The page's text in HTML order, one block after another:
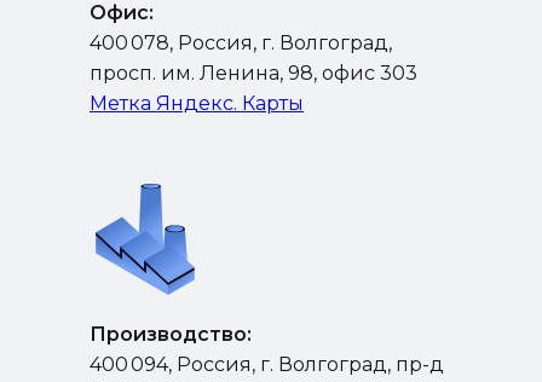
Офис:
400 078, Россия, г. Волгоград,
просп. им. Ленина, 98, офис 303
Метка Яндекс. Карты
Производство:
400 094, Россия, г. Волгоград, пр-д